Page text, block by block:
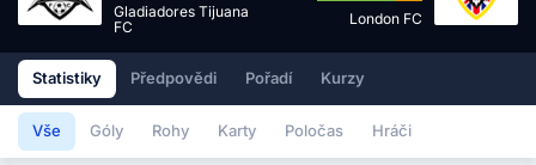
Gladiadores Tijuana
FC
London FC
Statistiky Předpovědi Pořadí Kurzy
Vše Góly Rohy Karty Poločas Hráči